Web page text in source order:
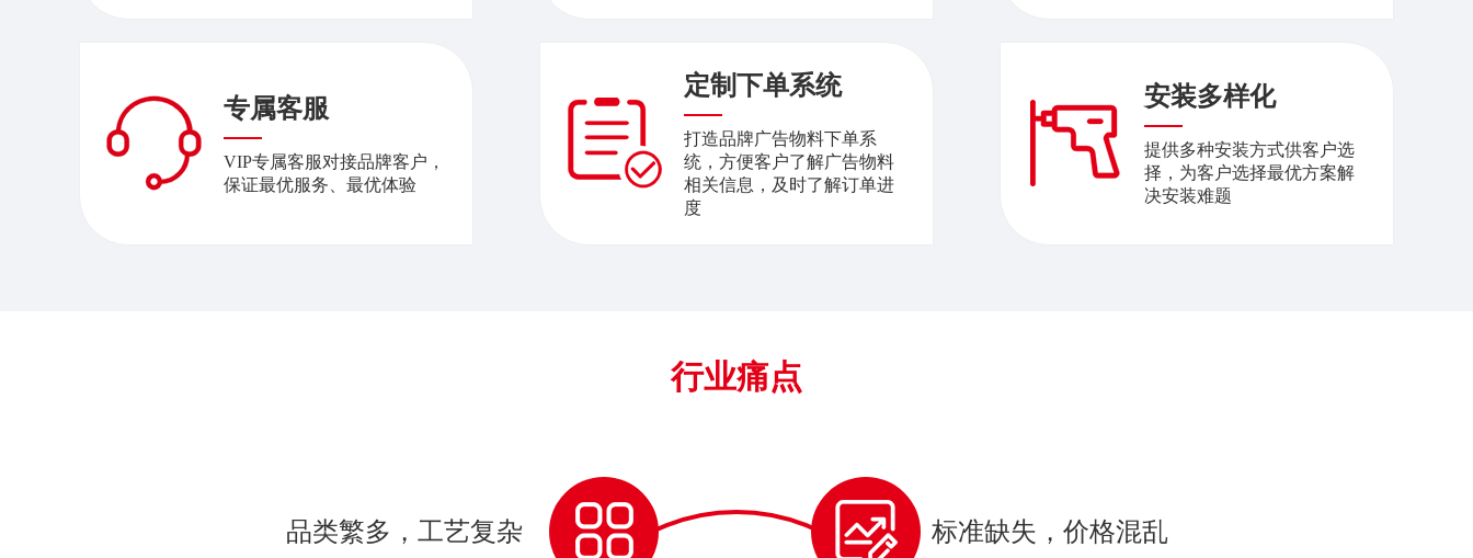
专属客服
VIP专属客服对接品牌客户，
保证最优服务、最优体验
定制下单系统
打造品牌广告物料下单系
统，方便客户了解广告物料
相关信息，及时了解订单进
度
安装多样化
提供多种安装方式供客户选
择，为客户选择最优方案解
决安装难题
行业痛点
品类繁多，工艺复杂 标准缺失，价格混乱